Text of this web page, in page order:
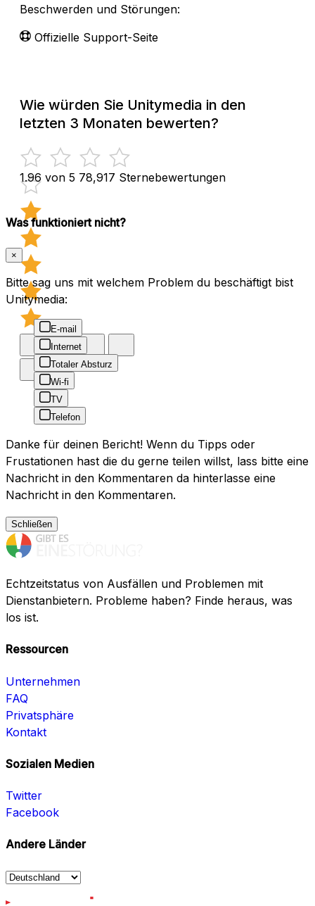
Beschwerden und Störungen:
Offizielle Support-Seite
Wie würden Sie Unitymedia in den
letzten 3 Monaten bewerten?
1.96 von 5 78,917 Sternebewertungen
Was funktioniert nicht?
×
Bitte sag uns mit welchem Problem du beschäftigt bist
Unitymedia:
E-mail
Internet
Totaler Absturz
Wi-fi
TV
Telefon
Danke für deinen Bericht! Wenn du Tipps oder
Frustationen hast die du gerne teilen willst, lass bitte eine
Nachricht in den Kommentaren da hinterlasse eine
Nachricht in den Kommentaren.
Schließen
Echtzeitstatus von Ausfällen und Problemen mit
Dienstanbietern. Probleme haben? Finde heraus, was
los ist.
Ressourcen
Unternehmen
FAQ
Privatsphäre
Kontakt
Sozialen Medien
Twitter
Facebook
Andere Länder